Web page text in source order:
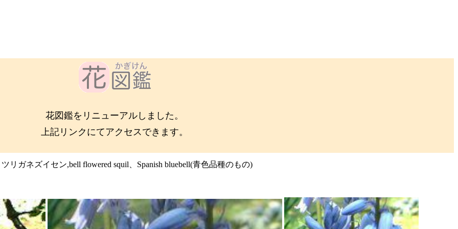
花図鑑をリニューアルしました。
上記リンクにてアクセスできます。
リガネズイセン,bell flowered squil、Spanish bluebell(青色品種のもの)